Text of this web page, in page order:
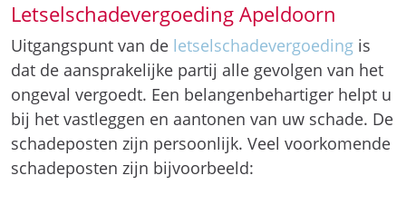
Letselschadevergoeding Apeldoorn
Uitgangspunt van de letselschadevergoeding is
dat de aansprakelijke partij alle gevolgen van het
ongeval vergoedt. Een belangenbehartiger helpt u
bij het vastleggen en aantonen van uw schade. De
schadeposten zijn persoonlijk. Veel voorkomende
schadeposten zijn bijvoorbeeld: